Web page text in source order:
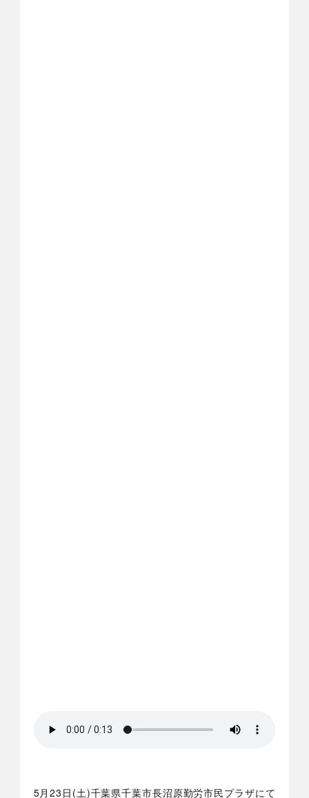
5月23日(土)千葉県千葉市長沼原勤労市民プラザにて